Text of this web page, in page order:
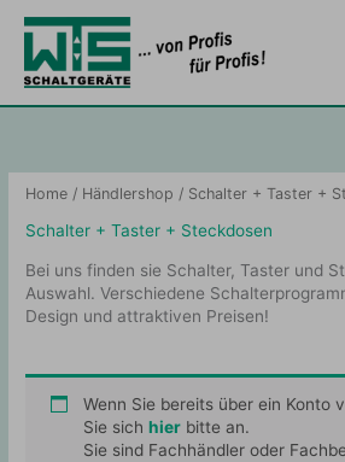
Inhalt
springen
Home / Händlershop / Schalter + Taster +
Schalter + Taster + Steckdosen
Bei uns finden sie Schalter, Taster und
Auswahl. Verschiedene
Design und attraktiven Preisen!
Wenn Sie bereits über ein Konto
Sie sich hierbitte an.
Sie sind Fachhändler oder